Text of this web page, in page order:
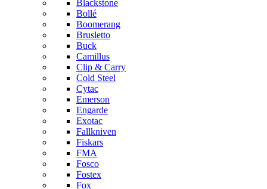
Blackstone
Bollé
Boomerang
Brusletto
Buck
Camillus
Clip & Carry
Cold Steel
Cytac
Emerson
Engarde
Exotac
Fallkniven
Fiskars
FMA
Fosco
Fostex
Fox